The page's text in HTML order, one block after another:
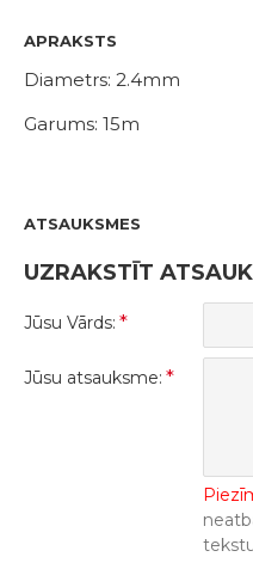
APRAKSTS
Diametrs: 2.4mm
Garums: 15m
ATSAUKSMES
UZRAKSTĪT
Jūsu Vārds:
Jūsu atsauksme: